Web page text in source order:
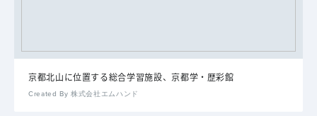
京都北山に位置する総合学習施設、京都学・歴彩館
Created By 株式会社エムハンド